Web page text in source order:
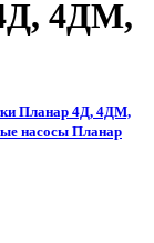
4ДМ,
Планар 4Д, 4ДМ,
насосы Планар